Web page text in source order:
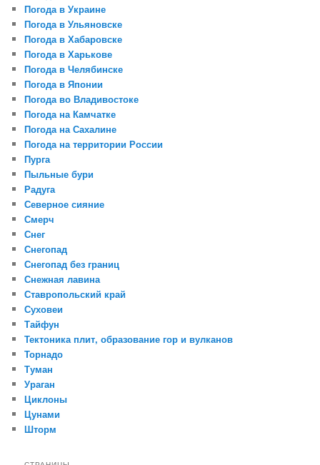
Погода в Украине
Погода в Ульяновске
Погода в Хабаровске
Погода в Харькове
Погода в Челябинске
Погода в Японии
Погода во Владивостоке
Погода на Камчатке
Погода на Сахалине
Погода на территории России
Пурга
Пыльные бури
Радуга
Северное сияние
Смерч
Снег
Снегопад
Снегопад без границ
Снежная лавина
Ставропольский край
Суховеи
Тайфун
Тектоника плит, образование гор и вулканов
Торнадо
Туман
Ураган
Циклоны
Цунами
Шторм